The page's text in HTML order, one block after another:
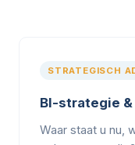
STRATEGISCH
BI-strategie
Waar staat u nu,